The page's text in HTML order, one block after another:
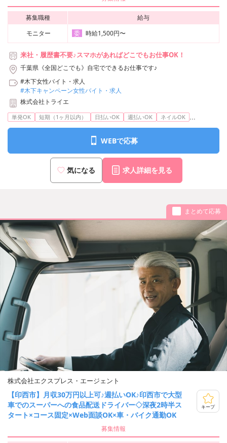
募集職種
給与
モニター
委 時給1,500円〜
来社・履歴書不要♪スマホがあればどこでもお仕事OK！
千葉県《全国どこでも》自宅でできるお仕事です♪
#木下女性バイト・求人
#木下キャンペーン女性バイト・求人
株式会社トライエ
単発OK 短期（1ヶ月以内） 日払いOK 週払いOK ネイルOK ...
WEBで応募
気になる 求人詳細を見る
まとめて応募
株式会社エクスプレス・エージェント
【印西市】月収30万円以上可♪週払いOK♪印西市で大型
車でのスーパーへの食品配送ドライバー◇深夜2時半ス
タート×コース固定×Web面談OK×車・バイク通勤OK
キープ
募集情報